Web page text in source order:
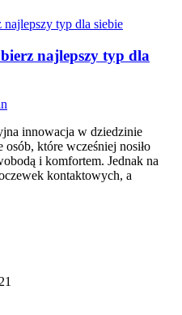
najlepszy typ dla
innowacja w dziedzinie
które wcześniej nosiło
i komfortem. Jednak na
kontaktowych, a